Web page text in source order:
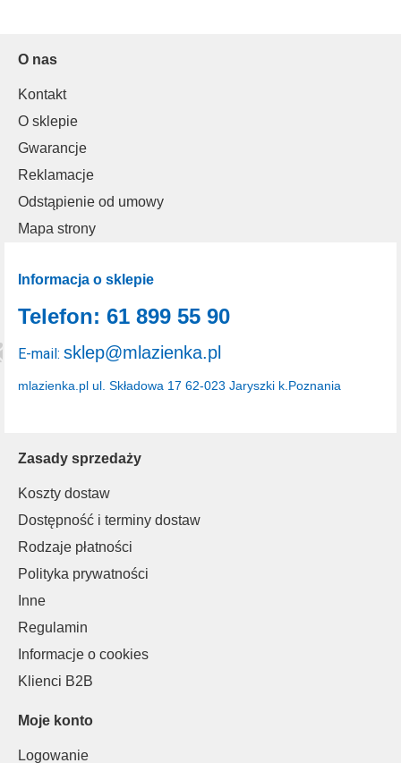
O nas
Kontakt
O sklepie
Gwarancje
Reklamacje
Odstąpienie od umowy
Mapa strony
Zasady sprzedaży
Koszty dostaw
Dostępność i terminy dostaw
Rodzaje płatności
Polityka prywatności
Inne
Regulamin
Informacje o cookies
Klienci B2B
Moje konto
Logowanie
Informacja o sklepie
mlazienka.pl ul. Składowa 17 62-023 Jaryszki k.Poznania
Telefon: 61 899 55 90
E-mail: sklep@mlazienka.pl